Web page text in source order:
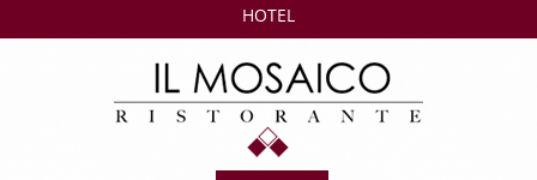
HOTEL